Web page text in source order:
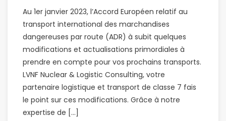
Au 1er janvier 2023, l’Accord Européen relatif au
transport international des marchandises
dangereuses par route (ADR) à subit quelques
modifications et actualisations primordiales à
prendre en compte pour vos prochains transports.
LVNF Nuclear & Logistic Consulting, votre
partenaire logistique et transport de classe 7 fais
le point sur ces modifications. Grâce à notre
expertise de […]